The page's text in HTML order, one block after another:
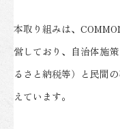
本取り組みは、
営しており、自治体施
るさと納税等）と民間
えています。